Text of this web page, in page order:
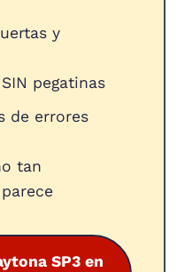
y
pegatinas
de errores
tan
SP3 en